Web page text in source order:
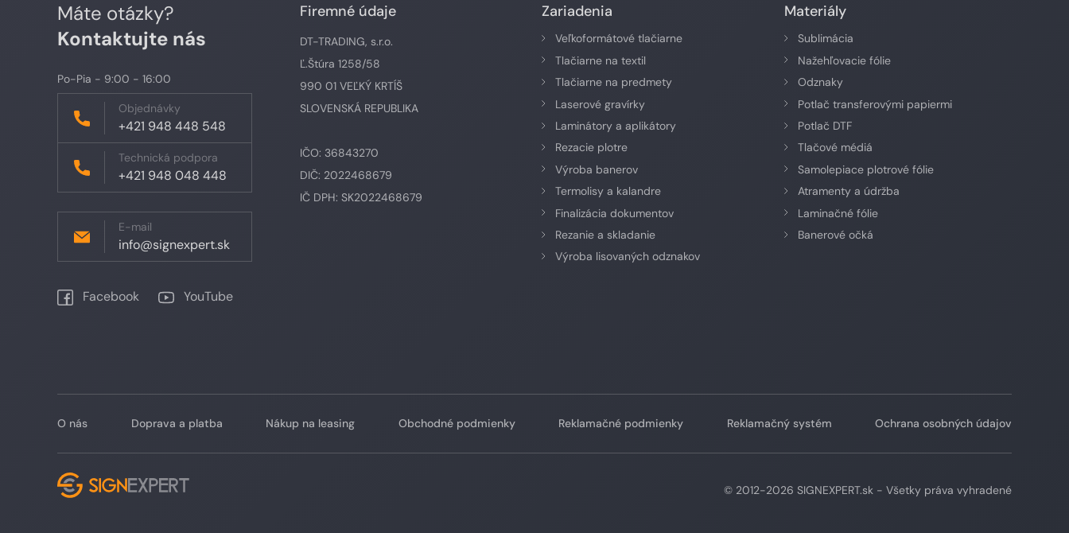
Máte otázky?
Kontaktujte nás
Po-Pia - 9:00 - 16:00
Objednávky
+421 948 448 548
Technická podpora
+421 948 048 448
E-mail
info@signexpert.sk
Facebook YouTube
Firemné údaje
DT-TRADING, s.r.o.
Ľ.Štúra 1258/58
990 01 VEĽKÝ KRTÍŠ
SLOVENSKÁ REPUBLIKA
IČO: 36843270
DIČ: 2022468679
IČ DPH: SK2022468679
Zariadenia
Veľkoformátové tlačiarne
Tlačiarne na textil
Tlačiarne na predmety
Laserové gravírky
Laminátory a aplikátory
Rezacie plotre
Výroba banerov
Termolisy a kalandre
Finalizácia dokumentov
Rezanie a skladanie
Výroba lisovaných odznakov
Materiály
Sublimácia
Nažehľovacie fólie
Odznaky
Potlač transferovými papiermi
Potlač DTF
Tlačové médiá
Samolepiace plotrové fólie
Atramenty a údržba
Laminačné fólie
Banerové očká
O nás Doprava a platba Nákup na leasing Obchodné podmienky Reklamačné podmienky Reklamačný systém Ochrana osobných údajov
© 2012-2026 SIGNEXPERT.sk - Všetky práva vyhradené